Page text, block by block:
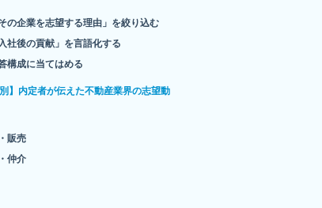
の企業を志望する理由」を絞り込む
社後の貢献」を言語化する
構成に当てはめる
別】内定者が伝えた不動産業界の志望動
販売
仲介